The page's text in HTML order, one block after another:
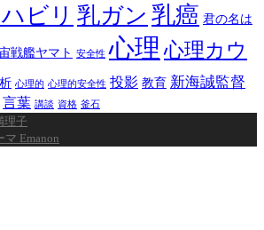
ビリ 乳ガン 乳癌 君の名は
戦艦ヤマト 安全性 心理 心理カウ
心理的 心理的安全性 投影 教育 新海誠監督
言葉 講談 資格 釜石
理子
マ Emanon